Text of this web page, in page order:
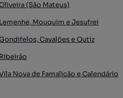
(São Mateus)
Mouquim e Jesufrei
Cavalões e Outiz
Nova de Famalicão e Calendário